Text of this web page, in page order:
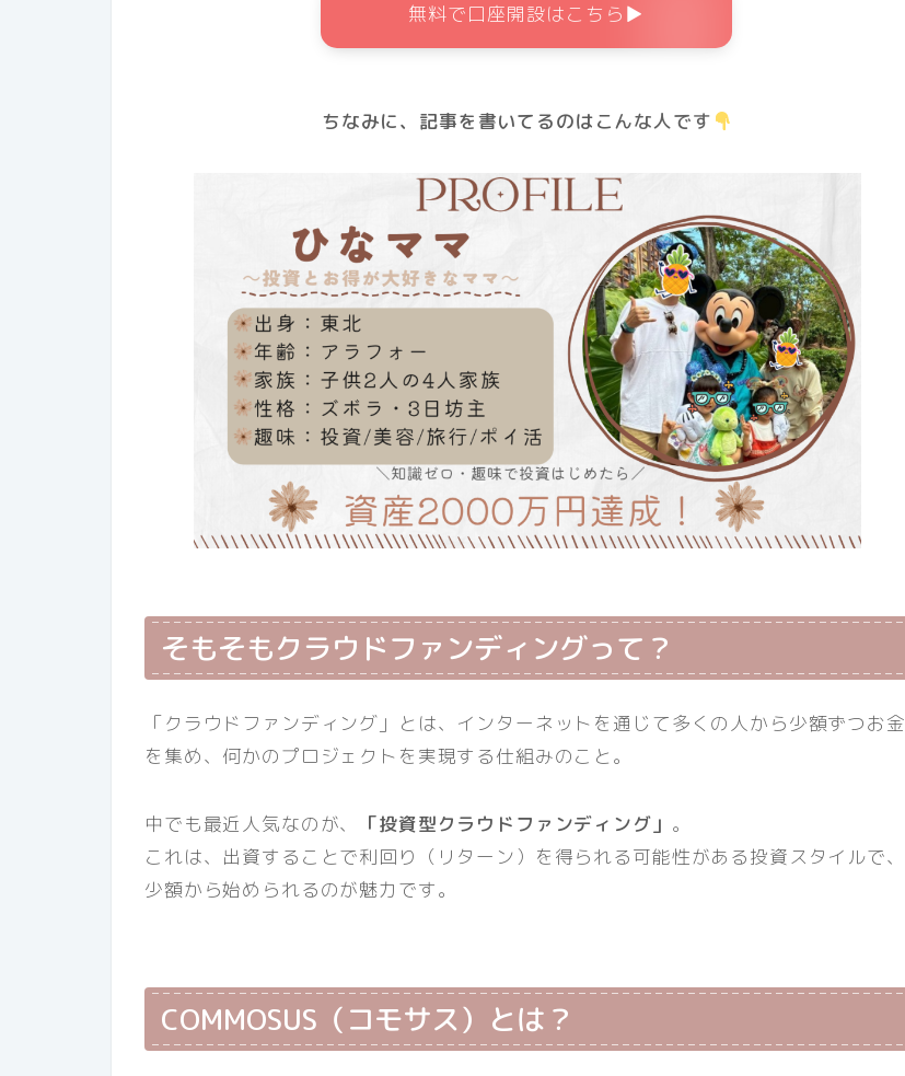
無料で口座開設はこちら▶
ちなみに、記事を書いてるのはこんな人です
そもそもクラウドファンディングって？
「クラウドファンディング」とは、インターネットを通じて多くの人から少額ずつお金
を集め、何かのプロジェクトを実現する仕組みのこと。
中でも最近人気なのが、 「投資型クラウドファンディング」 。
これは、出資することで利回り（リターン）を得られる可能性がある投資スタイルで、
少額から始められるのが魅力です。
COMMOSUS（コモサス）とは？